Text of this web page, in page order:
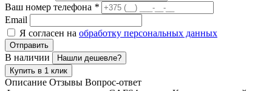
Ваш номер телефона *
Email
Я согласен на обработку персональных данных
Отправить
В наличии
Нашли дешевле?
Купить в 1 клик
Описание Отзывы Вопрос-ответ